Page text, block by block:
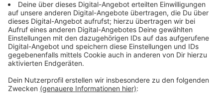
einer Lagerhalle in Schwelm gestohlen - im Wert
von mehr als einer Million Euro.
Veröffentlicht: Dienstag, 29.04.2025 06:23
Anzeige